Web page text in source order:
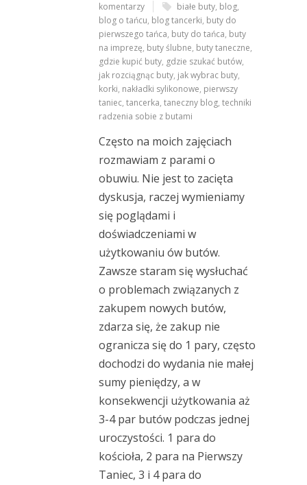
komentarzy białe buty, blog,
blog o tańcu, blog tancerki, buty do
pierwszego tańca, buty do tańca, buty
na imprezę, buty ślubne, buty taneczne,
gdzie kupić buty, gdzie szukać butów,
jak rozciągnąc buty, jak wybrac buty,
korki, nakładki sylikonowe, pierwszy
taniec, tancerka, taneczny blog, techniki
radzenia sobie z butami
Często na moich zajęciach
rozmawiam z parami o
obuwiu. Nie jest to zacięta
dyskusja, raczej wymieniamy
się poglądami i
doświadczeniami w
użytkowaniu ów butów.
Zawsze staram się wysłuchać
o problemach związanych z
zakupem nowych butów,
zdarza się, że zakup nie
ogranicza się do 1 pary, często
dochodzi do wydania nie małej
sumy pieniędzy, a w
konsekwencji użytkowania aż
3-4 par butów podczas jednej
uroczystości. 1 para do
kościoła, 2 para na Pierwszy
Taniec, 3 i 4 para do